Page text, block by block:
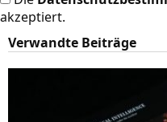
akzeptiert.
Verwandte Beiträge